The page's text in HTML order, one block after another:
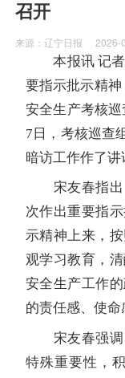
召开
来源：辽宁日报 2026-
本报讯 记者
要指示批示精
安全生产考核
7日，考核巡查
暗访工作作了讲
宋友春指出
次作出重要指
示精神上来，
观学习教育，
安全生产工作
的责任感、使命
宋友春强调
特殊重要性，